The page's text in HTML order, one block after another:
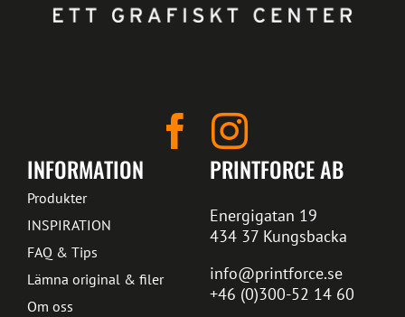
PRINTFORCE AB
Energigatan 19
434 37 Kungsbacka
info@printforce.se
+46 (0)300-52 14 60
INFORMATION
Produkter
INSPIRATION
FAQ & Tips
Lämna original & filer
Om oss